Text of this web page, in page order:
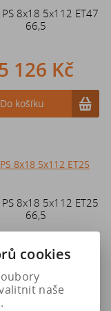
8x18 5x112 ET47
66,5
126 Kč
Do košíku
8x18 5x112 ET25
66,5
257 Kč
Do košíku
cookies
naše